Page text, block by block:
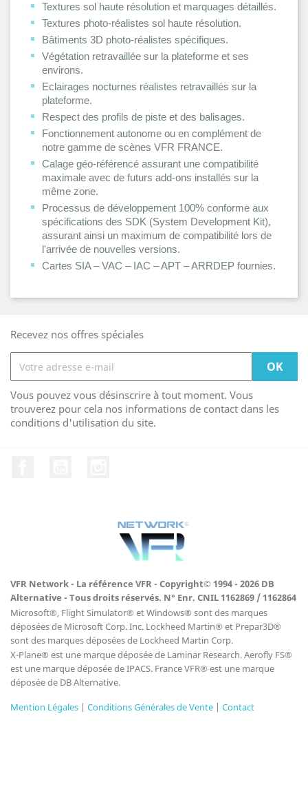
Textures sol haute résolution et marquages détaillés.
Textures photo-réalistes sol haute résolution.
Bâtiments 3D photo-réalistes spécifiques.
Végétation retravaillée sur la plateforme et ses
environs.
Eclairages nocturnes réalistes retravaillés sur la
plateforme.
Respect des profils de piste et des balisages.
Fonctionnement autonome ou en complément de
notre gamme de scènes VFR FRANCE.
Calage géo-référencé assurant une compatibilité
maximale avec de futurs add-ons installés sur la
même zone.
Processus de développement 100% conforme aux
spécifications des SDK (System Development Kit),
assurant ainsi un maximum de compatibilité lors de
l'arrivée de nouvelles versions.
Cartes SIA – VAC – IAC – APT – ARRDEP fournies.
Recevez nos offres spéciales
Vous pouvez vous désinscrire à tout moment. Vous
trouverez pour cela nos informations de contact dans les
conditions d'utilisation du site.
VFR Network - La référence VFR - Copyright© 1994 - 2026 DB
Alternative - Tous droits réservés. N° Enr. CNIL 1162869 / 1162864
Microsoft®, Flight Simulator® et Windows® sont des marques
déposées de Microsoft Corp. Inc. Lockheed Martin® et Prepar3D®
sont des marques déposées de Lockheed Martin Corp.
X-Plane® est une marque déposée de Laminar Research. Aerofly FS®
est une marque déposée de IPACS. France VFR® est une marque
déposée de DB Alternative.
Mention Légales | Conditions Générales de Vente | Contact